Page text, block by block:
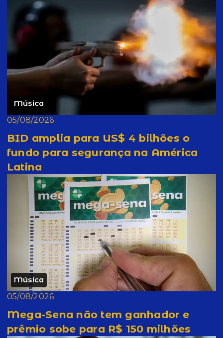
Música
05/08/2026
BID amplia para US$ 4 bilhões o
fundo para segurança na América
Latina
Música
05/08/2026
Mega-Sena não tem ganhador e
prêmio sobe para R$ 150 milhões